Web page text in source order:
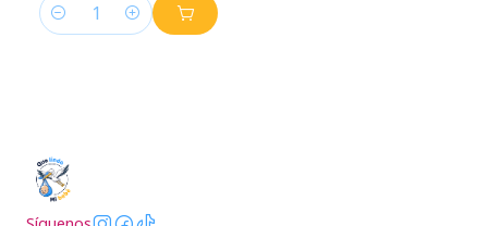
Cantidad